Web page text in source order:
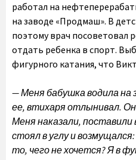
работал на
на заводе «Продмаш». В
поэтому врач посоветовал
отдать ребенка в спорт.
фигурного катания, что
— Меня бабушка водила на
ее, втихаря отлынивал.
Меня наказали, поставили
стоял в углу и
то, чего не хочется? Я в